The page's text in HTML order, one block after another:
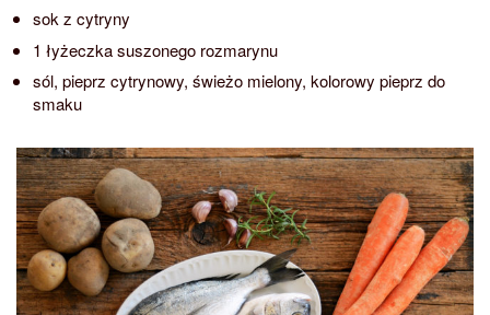
sok z cytryny
1 łyżeczka suszonego rozmarynu
sól, pieprz cytrynowy, świeżo mielony, kolorowy pieprz do
smaku